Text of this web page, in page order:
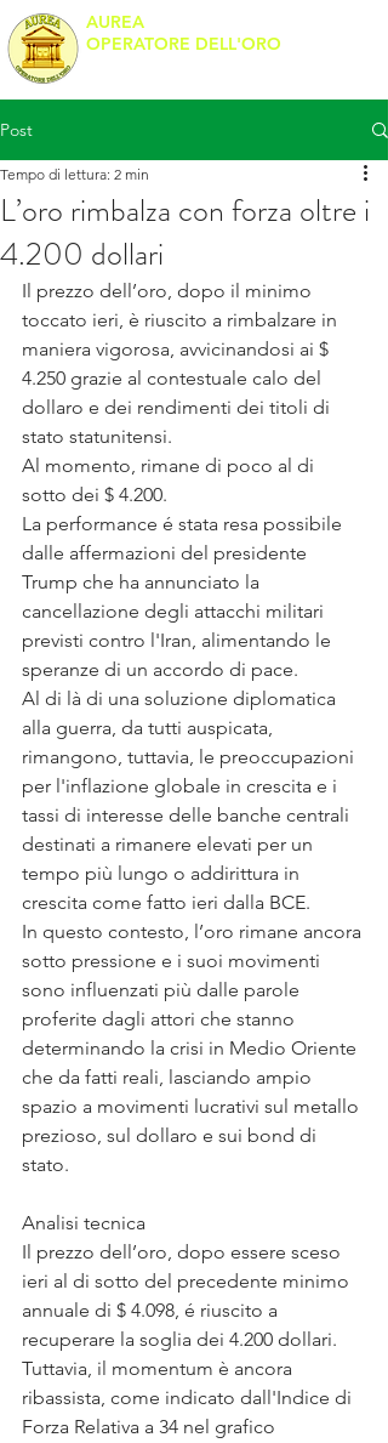
AUREA
OPERATORE DELL'ORO
Post
L’oro rimbalza con forza oltre i
4.200 dollari
Tempo di lettura: 2 min
Il prezzo dell’oro, dopo il minimo
toccato ieri, è riuscito a rimbalzare in
maniera vigorosa, avvicinandosi ai $
4.250 grazie al contestuale calo del
dollaro e dei rendimenti dei titoli di
stato statunitensi.
Al momento, rimane di poco al di
sotto dei $ 4.200.
La performance é stata resa possibile
dalle affermazioni del presidente
Trump che ha annunciato la
cancellazione degli attacchi militari
previsti contro l'Iran, alimentando le
speranze di un accordo di pace.
Al di là di una soluzione diplomatica
alla guerra, da tutti auspicata,
rimangono, tuttavia, le preoccupazioni
per l'inflazione globale in crescita e i
tassi di interesse delle banche centrali
destinati a rimanere elevati per un
tempo più lungo o addirittura in
crescita come fatto ieri dalla BCE.
In questo contesto, l’oro rimane ancora
sotto pressione e i suoi movimenti
sono influenzati più dalle parole
proferite dagli attori che stanno
determinando la crisi in Medio Oriente
che da fatti reali, lasciando ampio
spazio a movimenti lucrativi sul metallo
prezioso, sul dollaro e sui bond di
stato.
Analisi tecnica
Il prezzo dell’oro, dopo essere sceso
ieri al di sotto del precedente minimo
annuale di $ 4.098, é riuscito a
recuperare la soglia dei 4.200 dollari.
Tuttavia, il momentum è ancora
ribassista, come indicato dall'Indice di
Forza Relativa a 34 nel grafico